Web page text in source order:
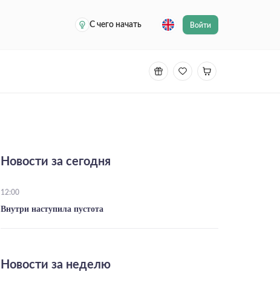
С чего начать
Войти
Новости за сегодня
12:00
Внутри наступила пустота
Новости за неделю